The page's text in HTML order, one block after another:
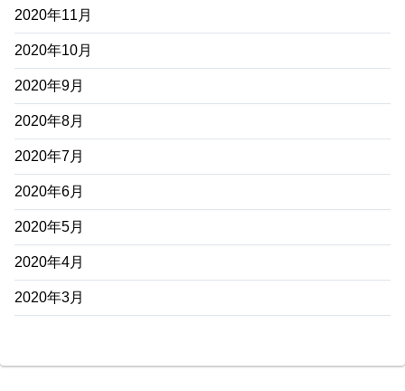
2020年11月
2020年10月
2020年9月
2020年8月
2020年7月
2020年6月
2020年5月
2020年4月
2020年3月